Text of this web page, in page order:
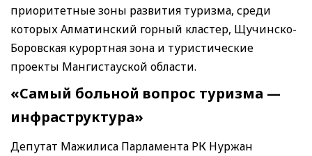
приоритетные зоны развития туризма, среди
которых Алматинский горный кластер, Щучинско-
Боровская курортная зона и туристические
проекты Мангистауской области.
«Самый больной вопрос туризма —
инфраструктура»
Депутат Мажилиса Парламента РК Нуржан